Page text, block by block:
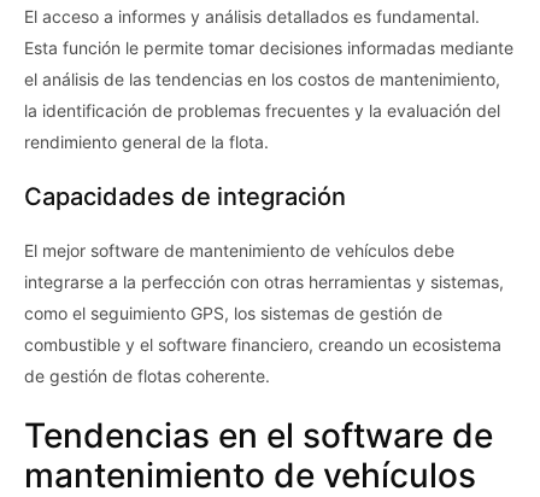
El acceso a informes y análisis detallados es fundamental.
Esta función le permite tomar decisiones informadas mediante
el análisis de las tendencias en los costos de mantenimiento,
la identificación de problemas frecuentes y la evaluación del
rendimiento general de la flota.
Capacidades de integración
El mejor software de mantenimiento de vehículos debe
integrarse a la perfección con otras herramientas y sistemas,
como el seguimiento GPS, los sistemas de gestión de
combustible y el software financiero, creando un ecosistema
de gestión de flotas coherente.
Tendencias en el software de
mantenimiento de vehículos